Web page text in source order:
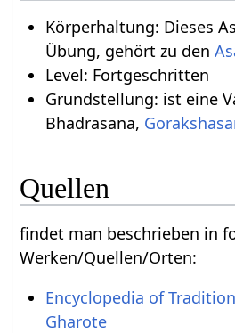
Körperhaltung: Dieses
Übung, gehört zu den
Level: Fortgeschritten
Grundstellung: ist eine
Bhadrasana,
Quellen
findet man beschrieben in
Werken/Quellen/Orten:
Encyclopedia of
Gharote